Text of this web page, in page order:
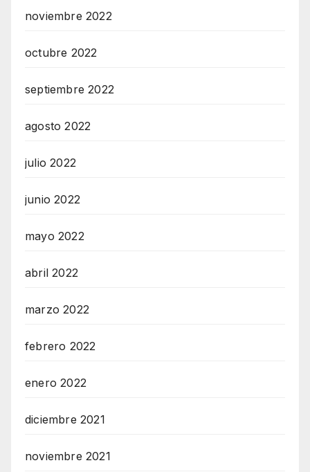
noviembre 2022
octubre 2022
septiembre 2022
agosto 2022
julio 2022
junio 2022
mayo 2022
abril 2022
marzo 2022
febrero 2022
enero 2022
diciembre 2021
noviembre 2021